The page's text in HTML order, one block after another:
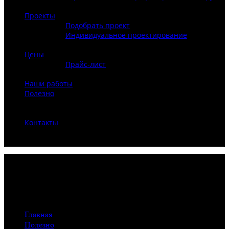
Проекты
Подобрать проект
Индивидуальное проектирование
Цены
Прайс-лист
Наши работы
Полезно
Контакты
Главная
Полезно